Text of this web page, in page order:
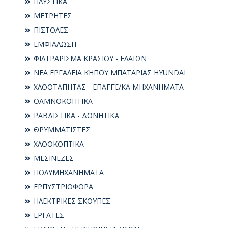
ΜΕΤΡΗΤΕΣ
ΠΙΣΤΟΛΕΣ
ΕΜΦΙΑΛΩΣΗ
ΦΙΛΤΡΑΡΙΣΜΑ ΚΡΑΣΙΟΥ - ΕΛΑΙΩΝ
ΝΕΑ ΕΡΓΑΛΕΙΑ ΚΗΠΟΥ ΜΠΑΤΑΡΙΑΣ HYUNDAI
ΧΛΟΟΤΑΠΗΤΑΣ - ΕΠΑΓΓΕ/ΚΑ ΜΗΧΑΝΗΜΑΤΑ
ΘΑΜΝΟΚΟΠΤΙΚΑ
ΡΑΒΔΙΣΤΙΚΑ - ΔΟΝΗΤΙΚΑ
ΘΡΥΜΜΑΤΙΣΤΕΣ
ΧΛΟΟΚΟΠΤΙΚΑ
ΜΕΣΙΝΕΖΕΣ
ΠΟΛΥΜΗΧΑΝΗΜΑΤΑ
ΕΡΠΥΣΤΡΙΟΦΟΡΑ
ΗΛΕΚΤΡΙΚΕΣ ΣΚΟΥΠΕΣ
ΕΡΓΑΤΕΣ